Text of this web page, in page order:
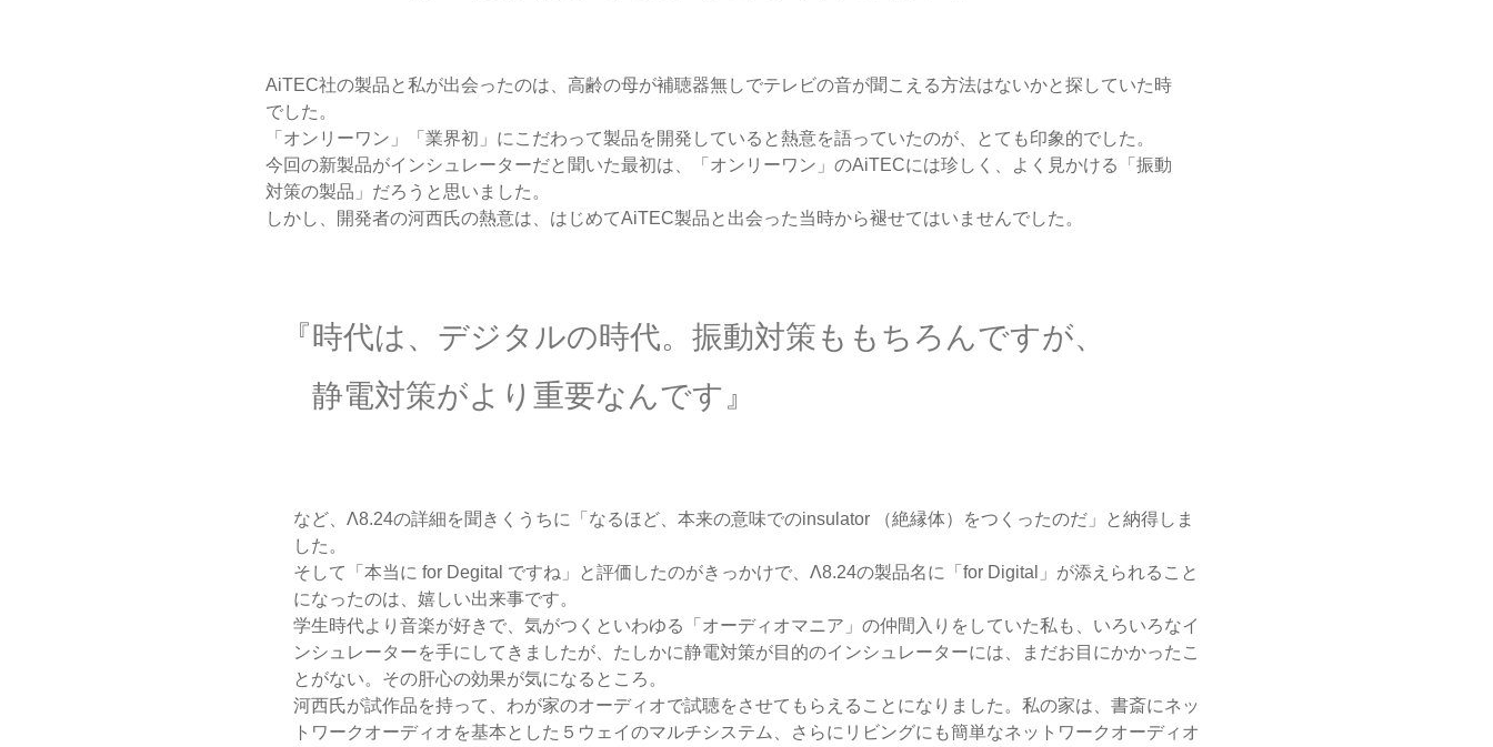
AiTEC社の製品と私が出会ったのは、高齢の母が補聴器無しでテレビの音が聞こえる方法はないかと探していた時
でした。
「オンリーワン」「業界初」にこだわって製品を開発していると熱意を語っていたのが、とても印象的でした。
今回の新製品がインシュレーターだと聞いた最初は、「オンリーワン」のAiTECには珍しく、よく見かける「振動
対策の製品」だろうと思いました。
しかし、開発者の河西氏の熱意は、はじめてAiTEC製品と出会った当時から褪せてはいませんでした。
『時代は、デジタルの時代。振動対策ももちろんですが、
静電対策がより重要なんです』
など、Λ8.24の詳細を聞きくうちに「なるほど、本来の意味でのinsulator （絶縁体）をつくったのだ」と納得しま
した。
そして「本当に for Degital ですね」と評価したのがきっかけで、Λ8.24の製品名に「for Digital」が添えられること
になったのは、嬉しい出来事です。
学生時代より音楽が好きで、気がつくといわゆる「オーディオマニア」の仲間入りをしていた私も、いろいろなイ
ンシュレーターを手にしてきましたが、たしかに静電対策が目的のインシュレーターには、まだお目にかかったこ
とがない。その肝心の効果が気になるところ。
河西氏が試作品を持って、わが家のオーディオで試聴をさせてもらえることになりました。私の家は、書斎にネッ
トワークオーディオを基本とした５ウェイのマルチシステム、さらにリビングにも簡単なネットワークオーディオ